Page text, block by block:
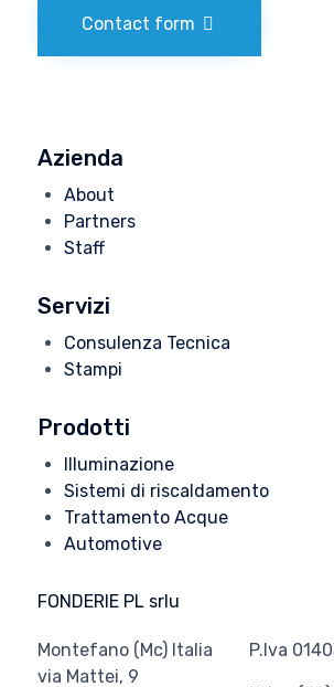
Contact form
Azienda
About
Partners
Staff
Servizi
Consulenza Tecnica
Stampi
Prodotti
Illuminazione
Sistemi di riscaldamento
Trattamento Acque
Automotive
FONDERIE PL srlu
Montefano (Mc) Italia
via Mattei, 9
P.Iva